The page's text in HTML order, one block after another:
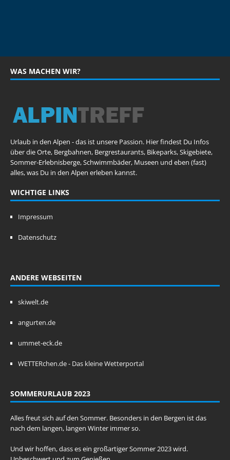
WAS MACHEN WIR?
Urlaub in den Alpen - das ist unsere Passion. Hier findest Du Infos
über die Orte, Bergbahnen, Bergrestaurants, Bikeparks, Skigebiete,
Sommer-Erlebnisberge, Schwimmbäder, Museen und eben (fast)
alles, was Du in den Alpen erleben kannst.
WICHTIGE LINKS
Impressum
Datenschutz
ANDERE WEBSEITEN
skiwelt.de
angurten.de
ummet-eck.de
WETTERchen.de - Das kleine Wetterportal
SOMMERURLAUB 2023
Alles freut sich auf den Sommer. Besonders in den Bergen ist das
nach dem langen, langen Winter immer so.
Und wir hoffen, dass es ein großartiger Sommer 2023 wird.